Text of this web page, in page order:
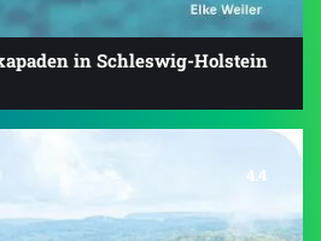
in Schleswig-Holstein
4.4